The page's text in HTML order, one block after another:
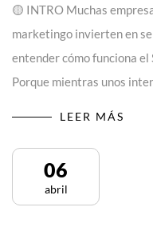
🟡 INTRO Muchas
marketingo invierten en
entender cómo funciona el
Porque mientras unos
LEER MÁS
06
abril